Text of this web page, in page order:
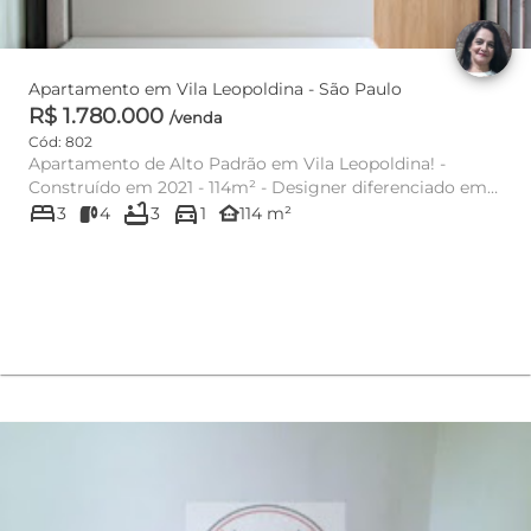
Apartamento em Vila Leopoldina - São Paulo
R$ 1.780.000 /venda
Cód: 802
Apartamento de Alto Padrão em Vila Leopoldina! -
Construído em 2021 - 114m² - Designer diferenciado em
fino acabamento, ...
bed3 4 bathtub3 directions_car1 other_houses114 m²